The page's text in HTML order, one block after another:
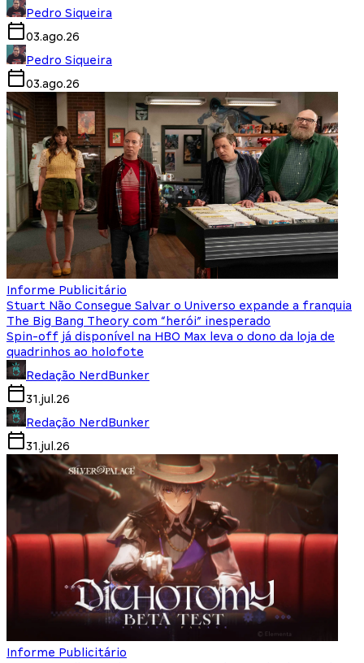
Pedro Siqueira
03.ago.26
Pedro Siqueira
03.ago.26
Informe Publicitário
Stuart Não Consegue Salvar o Universo expande a franquia
The Big Bang Theory com “herói” inesperado
Spin-off já disponível na HBO Max leva o dono da loja de
quadrinhos ao holofote
Redação NerdBunker
31.jul.26
Redação NerdBunker
31.jul.26
Informe Publicitário